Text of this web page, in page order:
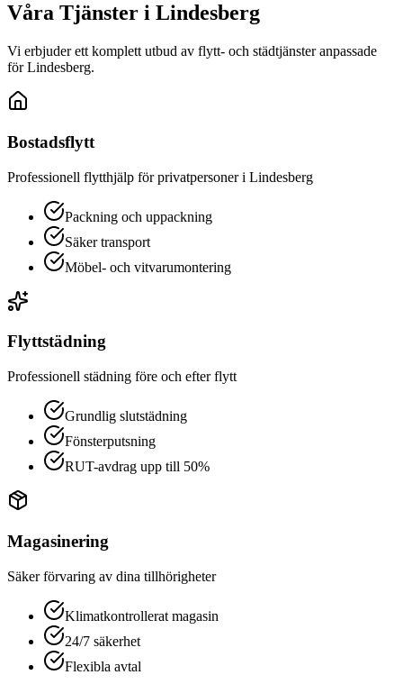
Våra Tjänster i Lindesberg
Vi erbjuder ett komplett utbud av flytt- och städtjänster anpassade
förLindesberg.
Bostadsflytt
Professionell flytthjälp för privatpersoner i Lindesberg
Packning och uppackning
Säker transport
Möbel- och vitvarumontering
Flyttstädning
Professionell städning före och efter flytt
Grundlig slutstädning
Fönsterputsning
RUT-avdrag upp till 50%
Magasinering
Säker förvaring av dina tillhörigheter
Klimatkontrollerat magasin
24/7 säkerhet
Flexibla avtal